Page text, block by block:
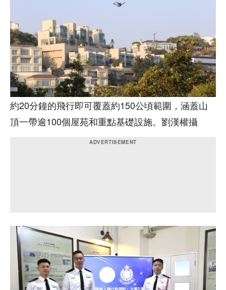
約20分鐘的飛行即可覆蓋約150公頃範圍，涵蓋山
頂一帶逾100個屋苑和重點基礎設施。劉漢權攝